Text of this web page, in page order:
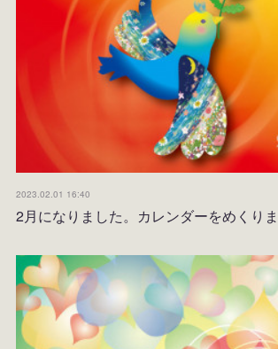
2023.02.01 16:40
2月になりました。カレンダーをめくりま